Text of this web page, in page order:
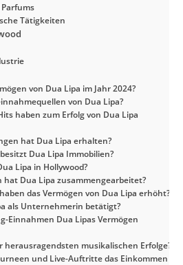
Tätigkeiten
von Dua Lipa im Jahr 2024?
von Dua Lipa?
haben zum Erfolg von Dua Lipa
hat Dua Lipa erhalten?
Dua Lipa Immobilien?
Lipa in Hollywood?
Dua Lipa zusammengearbeitet?
das Vermögen von Dua Lipa erhöht?
als Unternehmerin betätigt?
Einnahmen Dua Lipas Vermögen
herausragendsten musikalischen Erfolge?
und Live-Auftritte das Einkommen